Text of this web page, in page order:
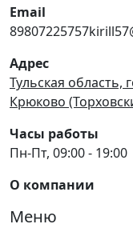
Email
Адрес
Тульская область,
Крюково
Часы работы
Пн-Пт, 09:00 - 19:00
О компании
Меню